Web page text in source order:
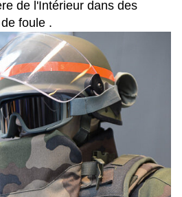
de l'Intérieur dans des
foule .